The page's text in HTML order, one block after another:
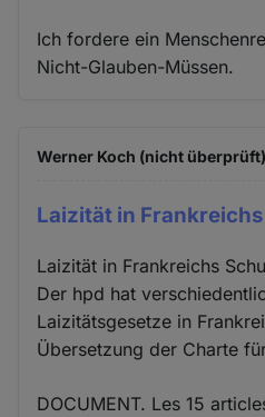
Ich fordere ein
Nicht-Glauben-Müssen.
Werner Koch (nicht überprüft)
Laizität in Frankreichs
Laizität in Frankreichs
Der hpd hat
Laizitätsgesetze in
Übersetzung der Charte
DOCUMENT. Les 15